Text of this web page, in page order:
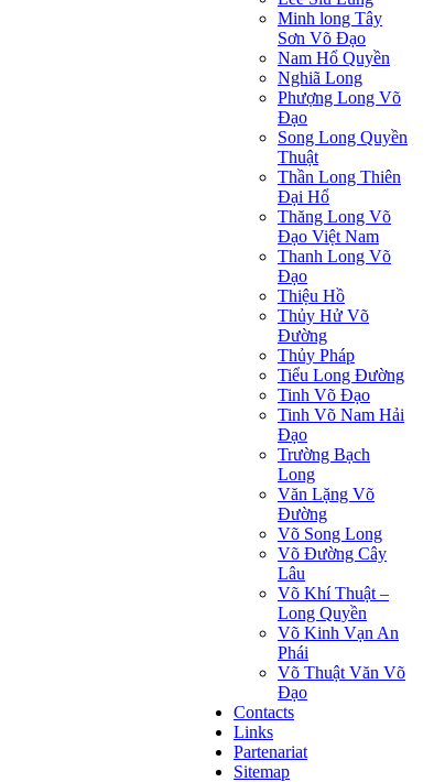
Minh long Tây
Sơn Võ Đạo
Nam Hổ Quyền
Nghiã Long
Phượng Long Võ
Đạo
Song Long Quyền
Thuật
Thần Long Thiên
Ðại Hổ
Thăng Long Võ
Đạo Việt Nam
Thanh Long Võ
Đạo
Thiệu Hồ
Thủy Hử Võ
Đường
Thủy Pháp
Tiểu Long Đường
Tinh Võ Đạo
Tinh Võ Nam Hải
Đạo
Trường Bạch
Long
Văn Lặng Võ
Đường
Võ Song Long
Võ Đường Cây
Lâu
Võ Khí Thuật –
Long Quyền
Võ Kinh Vạn An
Phái
Võ Thuật Văn Võ
Đạo
Contacts
Links
Partenariat
Sitemap